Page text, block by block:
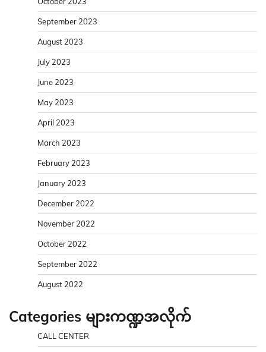
September 2023
August 2023
July 2023
June 2023
May 2023
April 2023
March 2023
February 2023
January 2023
December 2022
November 2022
October 2022
September 2022
August 2022
Categories များကဏ္ဍအလိုက်
CALL CENTER